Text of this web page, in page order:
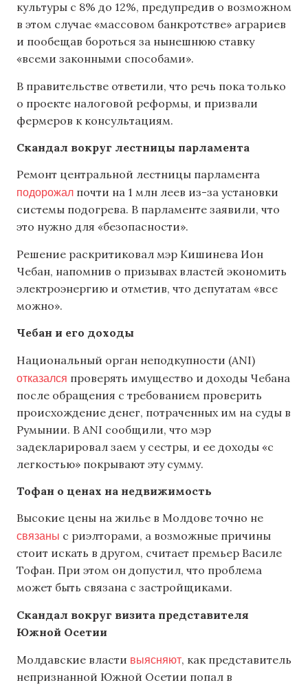
культуры с 8% до 12%, предупредив о возможном
в этом случае «массовом банкротстве» аграриев
и пообещав бороться за нынешнюю ставку
«всеми законными способами».
В правительстве ответили, что речь пока только
о проекте налоговой реформы, и призвали
фермеров к консультациям.
Скандал вокруг лестницы парламента
Ремонт центральной лестницы парламента
подорожал почти на 1 млн леев из-за установки
системы подогрева. В парламенте заявили, что
это нужно для «безопасности».
Решение раскритиковал мэр Кишинева Ион
Чебан, напомнив о призывах властей экономить
электроэнергию и отметив, что депутатам «все
можно».
Чебан и его доходы
Национальный орган неподкупности (ANI)
отказался проверять имущество и доходы Чебана
после обращения с требованием проверить
происхождение денег, потраченных им на суды в
Румынии. В ANI сообщили, что мэр
задекларировал заем у сестры, и ее доходы «с
легкостью» покрывают эту сумму.
Тофан о ценах на недвижимость
Высокие цены на жилье в Молдове точно не
связаны с риэлторами, а возможные причины
стоит искать в другом, считает премьер Василе
Тофан. При этом он допустил, что проблема
может быть связана с застройщиками.
Скандал вокруг визита представителя
Южной Осетии
Молдавские власти выясняют, как представитель
непризнанной Южной Осетии попал в